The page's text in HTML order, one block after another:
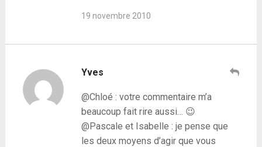
19 novembre 2010
Yves
@Chloé : votre commentaire m’a
beaucoup fait rire aussi… 😉
@Pascale et Isabelle : je pense que
les deux moyens d’agir que vous